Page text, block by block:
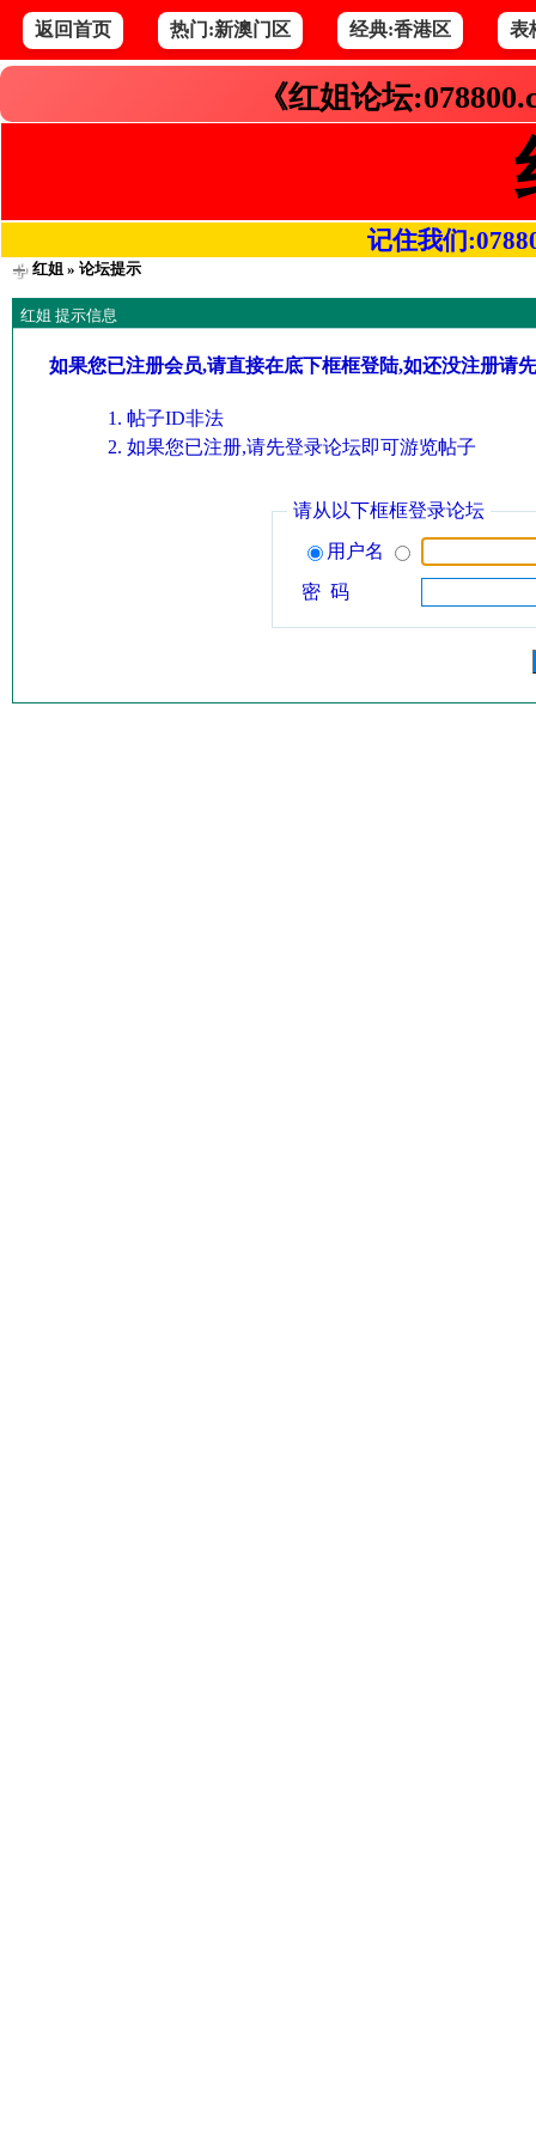
返回首页 热门:新澳门区 经典:香港区 表
《红姐论坛
记住我们
红姐» 论坛提示
红姐 提示信息
如果您已注册会员,请直接在底下框框登陆,如还没注册请
帖子ID非法
如果您已注册,请先登录论坛即可游览帖子
请从以下框框登录论坛
用户名
密 码